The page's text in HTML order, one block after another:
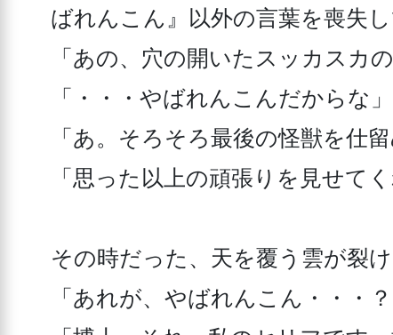
ばれんこん』以外の言葉を喪失
「あの、穴の開いたスッカスカ
「・・・やばれんこんだからな」
「あ。そろそろ最後の怪獣を仕留
「思った以上の頑張りを見せて
その時だった、天を覆う雲が裂
「あれが、やばれんこん・・・？